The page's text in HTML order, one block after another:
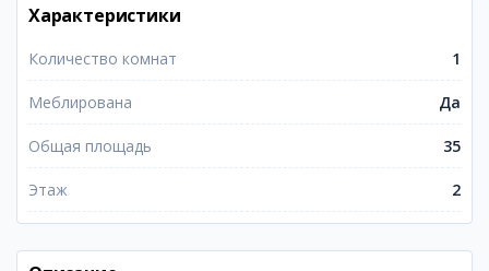
Характеристики
Количество комнат 1
Меблирована Да
Общая площадь 35
Этаж 2